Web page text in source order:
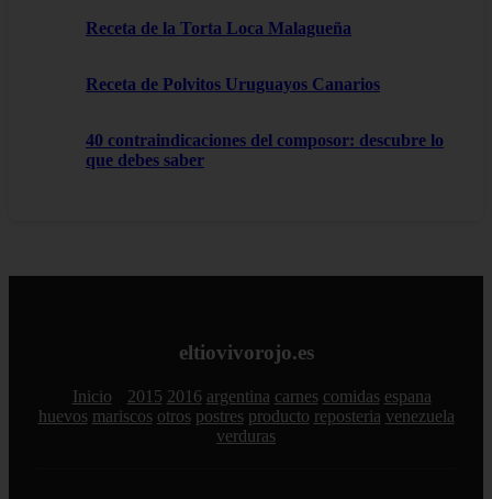
Receta de la Torta Loca Malagueña
Receta de Polvitos Uruguayos Canarios
40 contraindicaciones del composor: descubre lo
que debes saber
eltiovivorojo.es
Inicio 2015 2016 argentina carnes comidas espana
huevos mariscos otros postres producto reposteria venezuela
verduras